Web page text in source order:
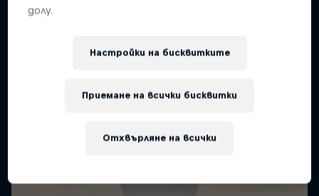
долу.
Настройки на бисквитките
Отхвърляне на всички
Приемане на всички бисквитки